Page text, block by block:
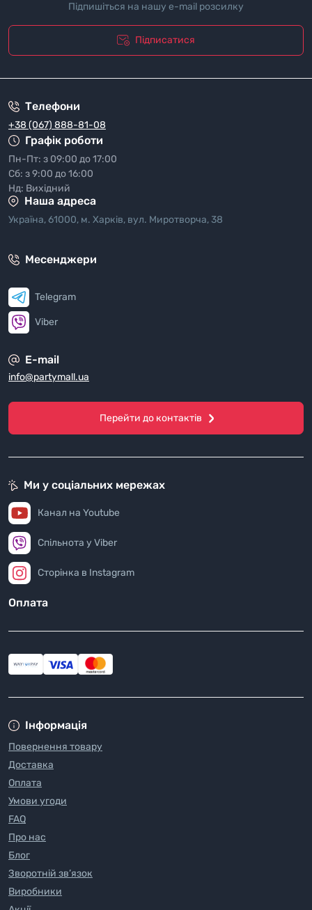
Підпишіться на нашу e-mail розсилку
Підписатися
Телефони
+38 (067) 888-81-08
Графік роботи
Пн-Пт: з 09:00 до 17:00
Сб: з 9:00 до 16:00
Нд: Вихідний
Наша адреса
Україна, 61000, м. Харків, вул. Миротворча, 38
Месенджери
Telegram
Viber
E-mail
info@partymall.ua
Перейти до контактів
Інформація
Повернення товару
Доставка
Оплата
Умови угоди
FAQ
Про нас
Блог
Зворотній зв’язок
Виробники
Ми у соціальних мережах
Канал на Youtube
Спільнота у Viber
Сторінка в Instagram
Оплата